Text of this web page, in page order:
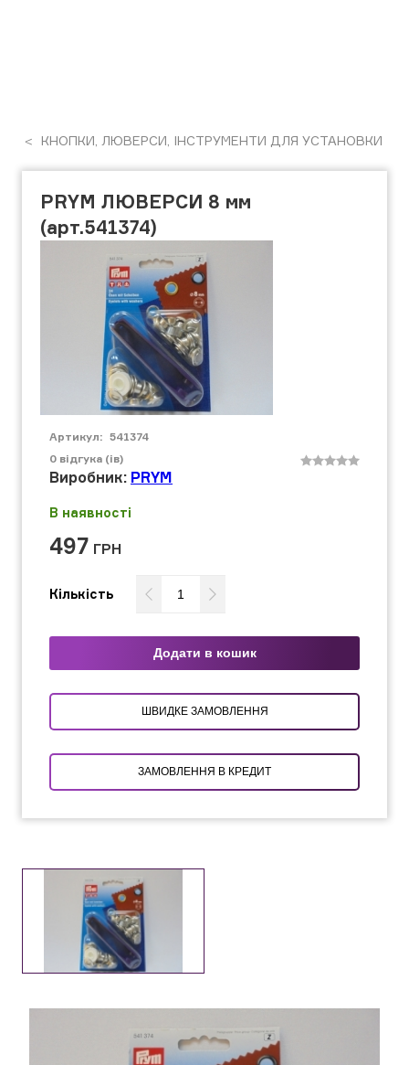
КНОПКИ, ЛЮВЕРСИ, ІНСТРУМЕНТИ ДЛЯ УСТАНОВКИ
PRYM ЛЮВЕРСИ 8 мм
(арт.541374)
Артикул: 541374
0 відгука (ів)
Виробник: PRYM
В наявності
497 ГРН
Кількість
Додати в кошик
ШВИДКЕ ЗАМОВЛЕННЯ
ЗАМОВЛЕННЯ В КРЕДИТ